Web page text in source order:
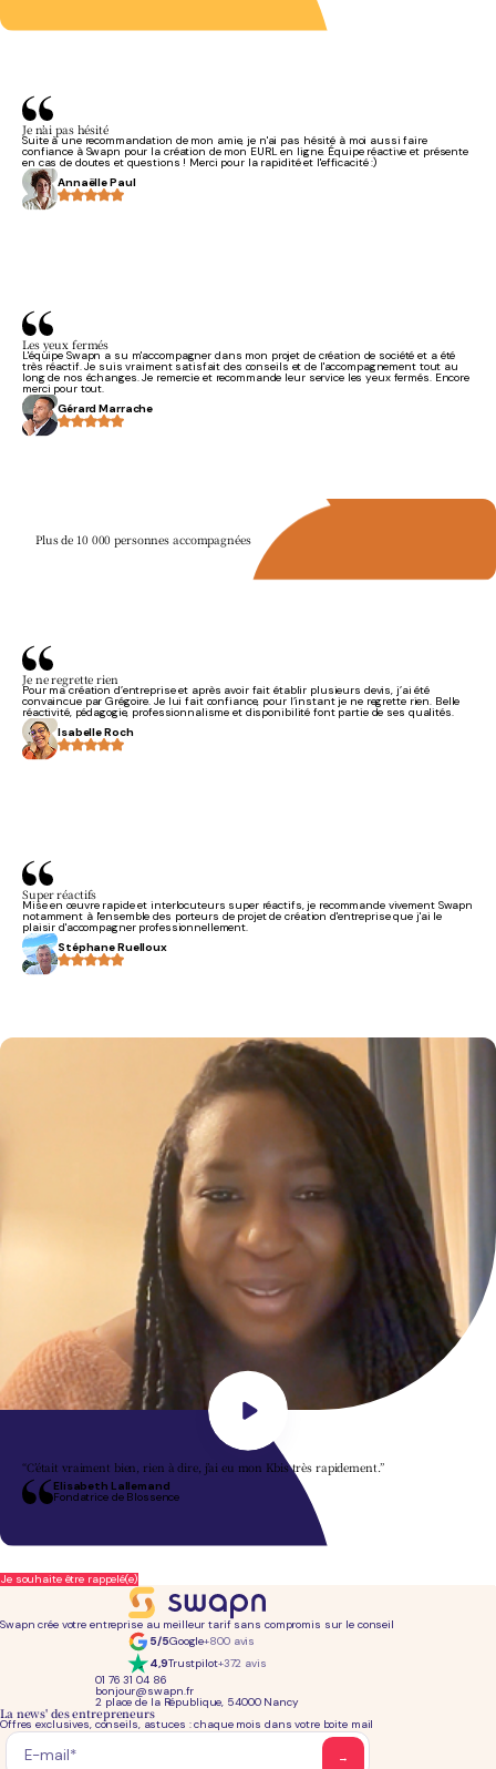
Je n’ai pas hésité
Suite à une recommandation de mon amie, je n'ai pas hésité à moi aussi faire
confiance à Swapn pour la création de mon EURL en ligne. Équipe réactive et présente
en cas de doutes et questions ! Merci pour la rapidité et l'efficacité :)
Annaëlle Paul
Les yeux fermés
L'équipe Swapn a su m'accompagner dans mon projet de création de société et a été
très réactif. Je suis vraiment satisfait des conseils et de l'accompagnement tout au
long de nos échanges. Je remercie et recommande leur service les yeux fermés. Encore
merci pour tout.
Gérard Marrache
Plus de 10 000 personnes accompagnées
Je ne regrette rien
Pour ma création d’entreprise et après avoir fait établir plusieurs devis, j’ai été
convaincue par Grégoire. Je lui fait confiance, pour l’instant je ne regrette rien. Belle
réactivité, pédagogie, professionnalisme et disponibilité font partie de ses qualités.
Isabelle Roch
Super réactifs
Mise en œuvre rapide et interlocuteurs super réactifs, je recommande vivement Swapn
notamment à l'ensemble des porteurs de projet de création d'entreprise que j'ai le
plaisir d'accompagner professionnellement.
Stéphane Ruelloux
“C’était vraiment bien, rien à dire, j’ai eu mon Kbis très rapidement.”
Elisabeth Lallemand
Fondatrice de Blossence
Je souhaite être rappelé(e)
Swapn crée votre entreprise au meilleur tarif sans compromis sur le conseil
5/5Google+800 avis
4,9Trustpilot+372 avis
01 76 31 04 86
bonjour@swapn.fr
2 place de la République, 54000 Nancy
La news' des entrepreneurs
Offres exclusives, conseils, astuces : chaque mois dans votre boite mail